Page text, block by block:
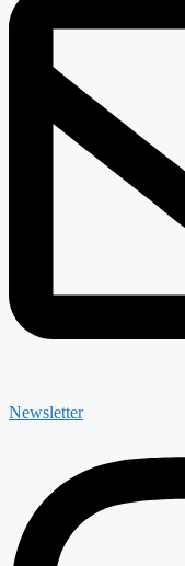
Newsletter